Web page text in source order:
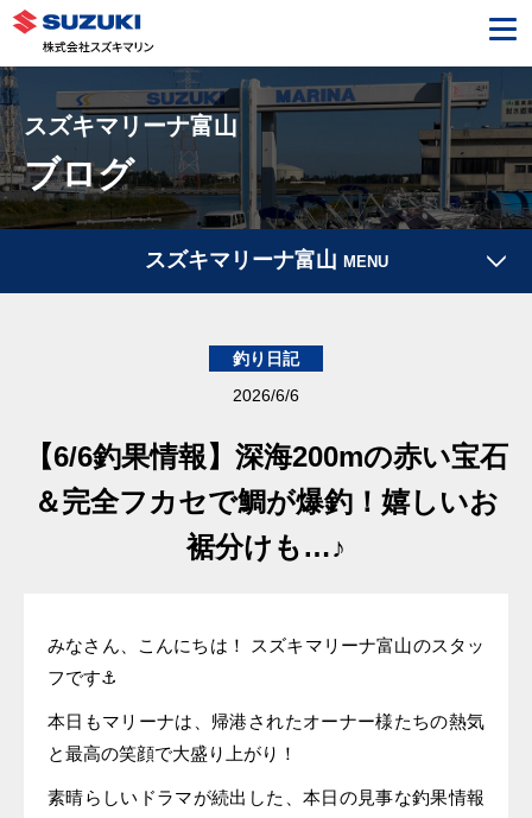
スズキマリーナ富山
ブログ
スズキマリーナ富山 MENU
釣り日記
2026/6/6
【6/6釣果情報】深海200mの赤い宝石
＆完全フカセで鯛が爆釣！嬉しいお
裾分けも…♪
みなさん、こんにちは！ スズキマリーナ富山のスタッ
フです⚓️
本日もマリーナは、帰港されたオーナー様たちの熱気
と最高の笑顔で大盛り上がり！
素晴らしいドラマが続出した、本日の見事な釣果情報